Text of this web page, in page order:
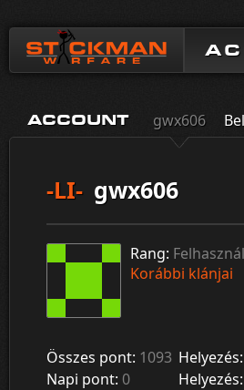
ACCOUNT gwx606
-LI- gwx606
Rang:
Korábbi klánjai
Összes pont: 1093 Helyezés:
Napi pont: 0 Helyezés: